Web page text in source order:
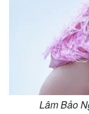
Lâm Bảo